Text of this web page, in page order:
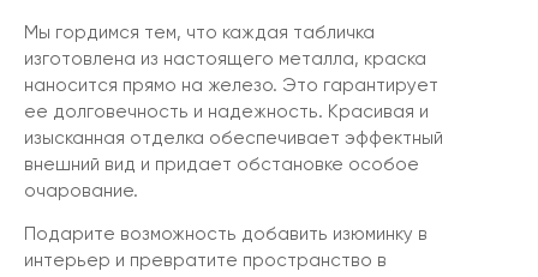
Мы гордимся тем, что каждая табличка
изготовлена из настоящего металла, краска
наносится прямо на железо. Это гарантирует
ее долговечность и надежность. Красивая и
изысканная отделка обеспечивает эффектный
внешний вид и придает обстановке особое
очарование.
Подарите возможность добавить изюминку в
интерьер и превратите пространство в